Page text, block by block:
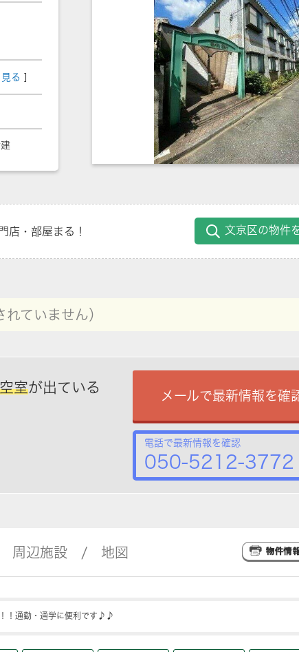
る
店・部屋まる！ 文京区の物件
れていません）
室が出ている
メールで最新情報を確
電話で最新情報を確認
050-5212-3772
周辺施設 地図
！通勤・通学に便利です♪♪